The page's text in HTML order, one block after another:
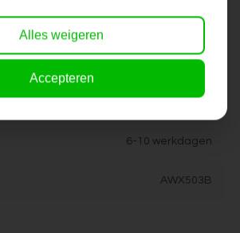
4 cm
kleurrijk, vrolijk
6-10 werkdagen
AWX503B
Alles weigeren
Accepteren